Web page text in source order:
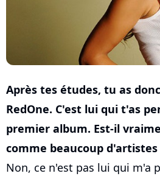
Après tes études, tu as
RedOne. C'est lui qui t'as
premier album. Est-il
comme beaucoup
Non, ce n'est pas lui qui m'a